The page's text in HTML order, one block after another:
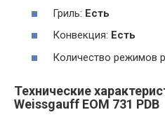
Гриль: Есть
Конвекция: Есть
Количество режимов
Технические
Weissgauff EOM 731 PDB